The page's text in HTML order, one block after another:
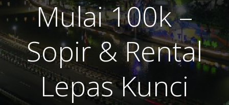
Mulai 100k –
Sopir & Rental
Lepas Kunci